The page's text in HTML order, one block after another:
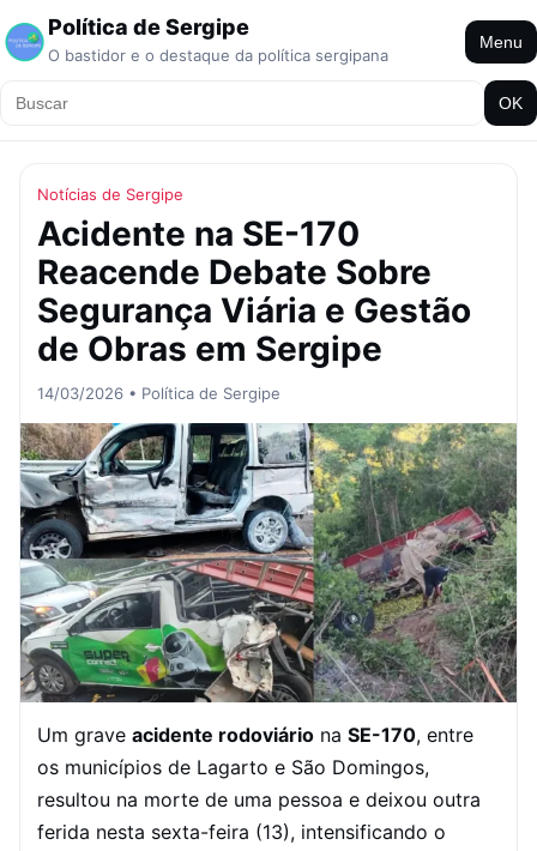
Política de Sergipe
O bastidor e o destaque da política sergipana
Menu
OK
Notícias de Sergipe
Acidente na SE-170
Reacende Debate Sobre
Segurança Viária e Gestão
de Obras em Sergipe
14/03/2026 • Política de Sergipe
Um grave acidente rodoviário na SE-170, entre
os municípios de Lagarto e São Domingos,
resultou na morte de uma pessoa e deixou outra
ferida nesta sexta-feira (13), intensificando o